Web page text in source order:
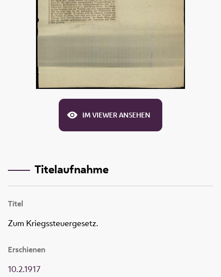
IM VIEWER ANSEHEN
Titelaufnahme
Titel
Zum Kriegssteuergesetz.
Erschienen
10.2.1917